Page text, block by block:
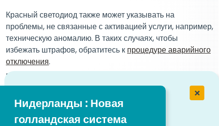
Нидерланды : Новая
голландская система
Красный светодиод также может указывать на
проблемы, не связанные с активацией услуги, например,
техническую аномалию. В таких случаях, чтобы
избежать штрафов, обратитесь к процедуре аварийного
отключения.
Во время обновления OTA от клиента или водителя
не требуется никаких действий.Устройство можно
продолжать использовать для оплаты дорожных сборов,
как обычно.